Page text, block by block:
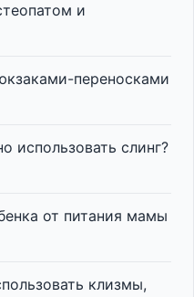
и
переносками
использовать слинг?
от питания мамы
клизмы,